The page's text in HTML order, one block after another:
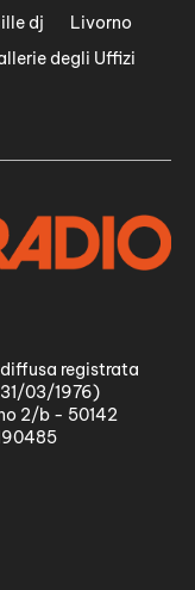
dj
Livorno
degli Uffizi
registrata
03/1976)
2/b - 50142